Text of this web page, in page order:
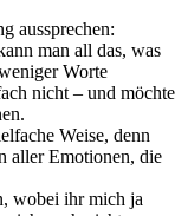
aussprechen:
man all das, was
Worte
nicht – und möchte
Weise, denn
aller Emotionen, die
wobei ihr mich ja